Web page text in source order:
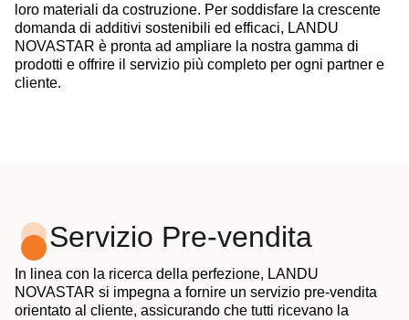
loro materiali da costruzione. Per soddisfare la crescente
domanda di additivi sostenibili ed efficaci, LANDU
NOVASTAR è pronta ad ampliare la nostra gamma di
prodotti e offrire il servizio più completo per ogni partner e
cliente.
Servizio Pre-vendita
In linea con la ricerca della perfezione, LANDU
NOVASTAR si impegna a fornire un servizio pre-vendita
orientato al cliente, assicurando che tutti ricevano la